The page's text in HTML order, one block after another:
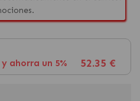
y ahorra un 5% 52.35 €